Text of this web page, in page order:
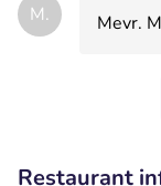
M. Mevr.
Restaurant